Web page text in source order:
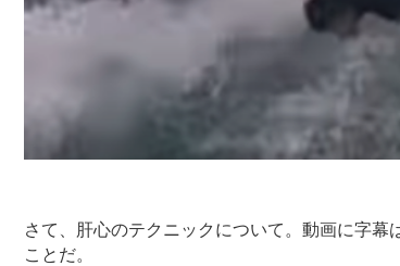
さて、肝心のテクニックについて。動画に字
ことだ。